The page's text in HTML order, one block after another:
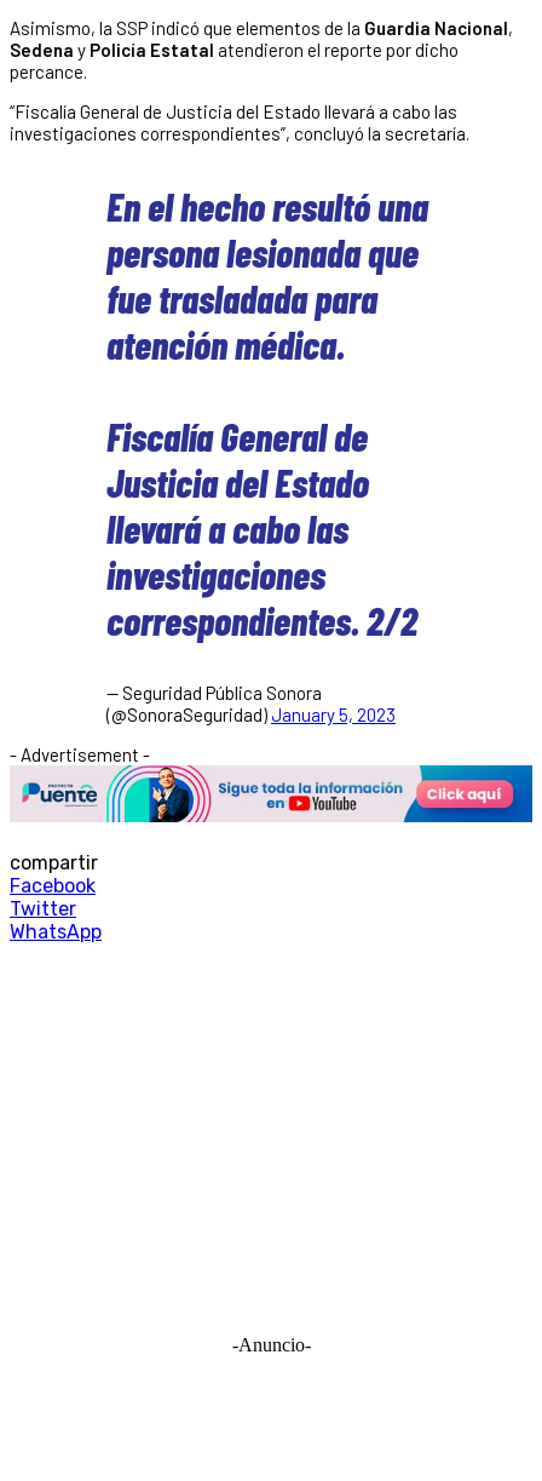
Asimismo, la SSP indicó que elementos de la Guardia Nacional,
Sedena y Policía Estatal atendieron el reporte por dicho
percance.
“Fiscalía General de Justicia del Estado llevará a cabo las
investigaciones correspondientes”, concluyó la secretaría.
En el hecho resultó una
persona lesionada que
fue trasladada para
atención médica.
Fiscalía General de
Justicia del Estado
llevará a cabo las
investigaciones
correspondientes. 2/2
— Seguridad Pública Sonora
(@SonoraSeguridad)January 5, 2023
- Advertisement -
compartir
Facebook
Twitter
WhatsApp
-Anuncio-